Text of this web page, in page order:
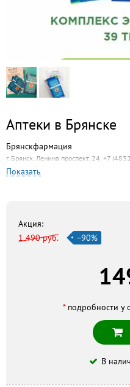
Аптеки в Брянске
Брянскфармация
г. Брянск, Ленина проспект, 24, +7
Ритм
г. Брянск, ул. Красноармейская, 150,
Миллениум
г. Брянск, ул. Костычева, 29, +7
Скидка по акции
заказа на сайте.
Не является публичной офертой.
Показать
Акция:
1 490 руб.
−90%
*подробности у
В